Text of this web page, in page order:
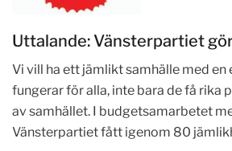
Uttalande: Vänsterpartiet
Vi vill ha ett jämlikt samhälle med en
fungerar för alla, inte bara de få rika
av samhället. I budgetsamarbetet
Vänsterpartiet fått igenom 80